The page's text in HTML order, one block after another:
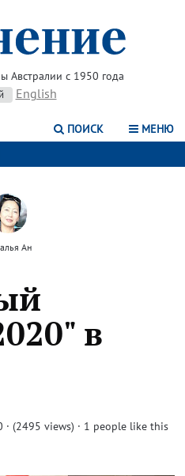
Австралии с 1950 года
English
ПОИСК МЕНЮ
Ан
в
(2495 views) · 1 people like this